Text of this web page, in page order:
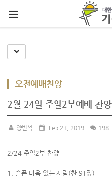
Toggle Dropdown
오전예배찬양
2월 24일 주일2부예배 찬양
양반석 Feb 23, 2019 198
2/24 주일2부 찬양
1. 슬픈 마음 있는 사람(찬 91장)